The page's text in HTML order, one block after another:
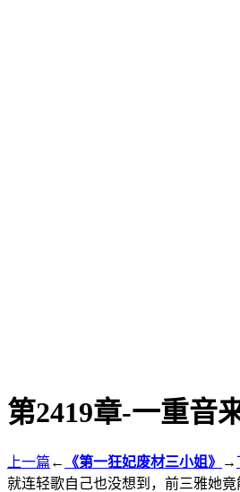
第2419章-一重音
上一篇 ← 《第一狂妃废材三小姐》 →
就连轻歌自己也没想到，前三雅她竟